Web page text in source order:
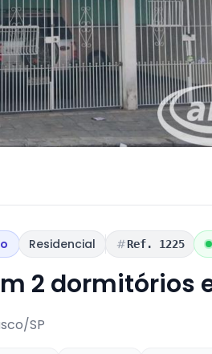
Residencial Ref. 1225
2 dormitórios
SP